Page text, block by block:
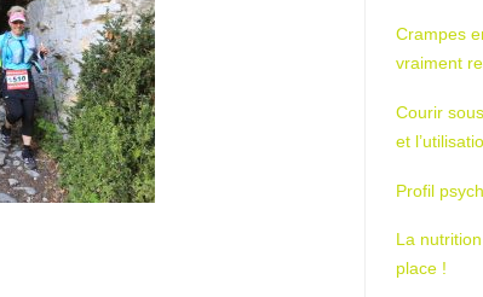
Crampes
vraiment
Courir
et
Profil
La
place !